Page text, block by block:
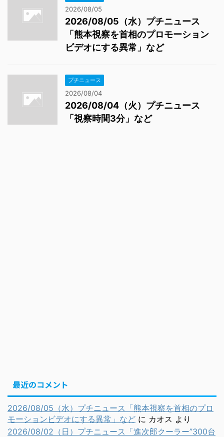
2026/08/05
2026/08/05（水）プチニュース
「熊本視察を首相のプロモーション
ビデオにする異常」など
プチニュース
2026/08/04
2026/08/04（火）プチニュース
「視察時間3分」など
最近のコメント
2026/08/05（水）プチニュース「熊本視察を首相のプロ
モーションビデオにする異常」など に カオス より
2026/08/02（日）プチニュース「進次郎クーラー”300台